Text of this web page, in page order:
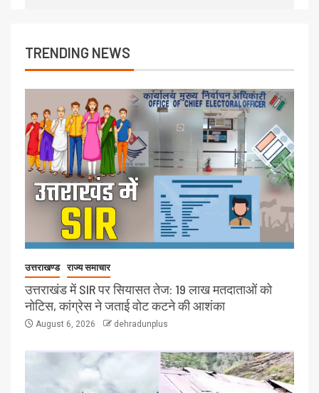
TRENDING NEWS
उत्तराखण्ड राज्य समाचार
उत्तराखंड में SIR पर सियासत तेज: 19 लाख मतदाताओं को
नोटिस, कांग्रेस ने जताई वोट कटने की आशंका
August 6, 2026 dehradunplus